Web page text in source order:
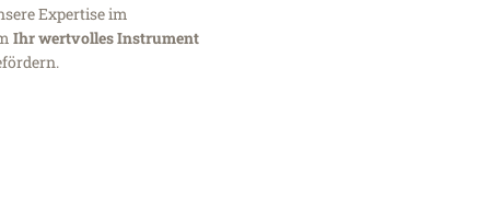
Expertise im
Ihr wertvolles Instrument